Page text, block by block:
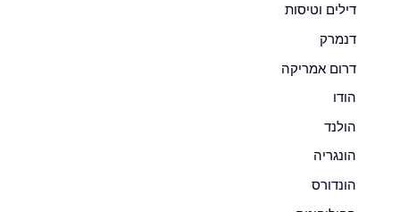
דילים וטיסות
דנמרק
דרום אמריקה
הודו
הולנד
הונגריה
הונדורס